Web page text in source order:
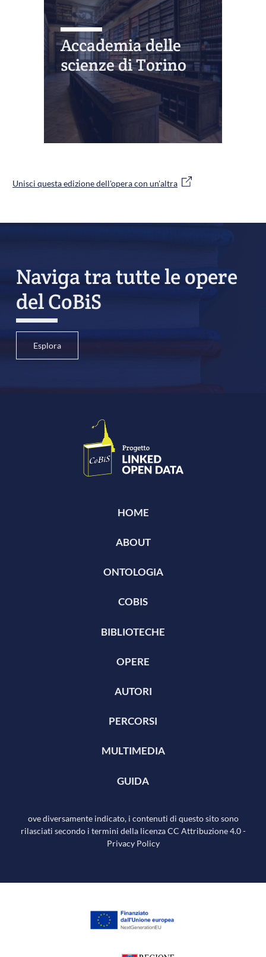
Accademia delle
scienze di Torino
Unisci questa edizione dell'opera con un'altra
Naviga tra tutte le opere
del CoBiS
Esplora
HOME
ABOUT
ONTOLOGIA
COBIS
BIBLIOTECHE
OPERE
AUTORI
PERCORSI
MULTIMEDIA
GUIDA
ove diversamente indicato, i contenuti di questo sito sono
rilasciati secondo i termini della licenza CC Attribuzione 4.0-
Privacy Policy